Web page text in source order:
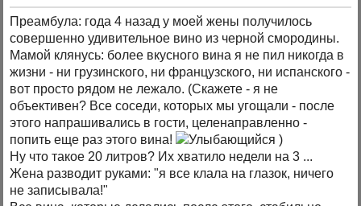
Преамбула: года 4 назад у моей жены получилось
совершенно удивительное вино из черной смородины.
Мамой клянусь: более вкусного вина я не пил никогда в
жизни - ни грузинского, ни французского, ни испанского -
вот просто рядом не лежало. (Скажете - я не
объективен? Все соседи, которых мы угощали - после
этого напрашивались в гости, целенаправленно -
попить еще раз этого вина!
)
Ну что такое 20 литров? Их хватило недели на 3 ...
Жена разводит руками: "я все клала на глазок, ничего
не записывала!"